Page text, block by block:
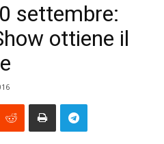
settembre:
ottiene il